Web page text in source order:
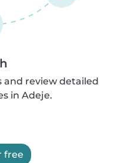
and review detailed
in Adeje.
free